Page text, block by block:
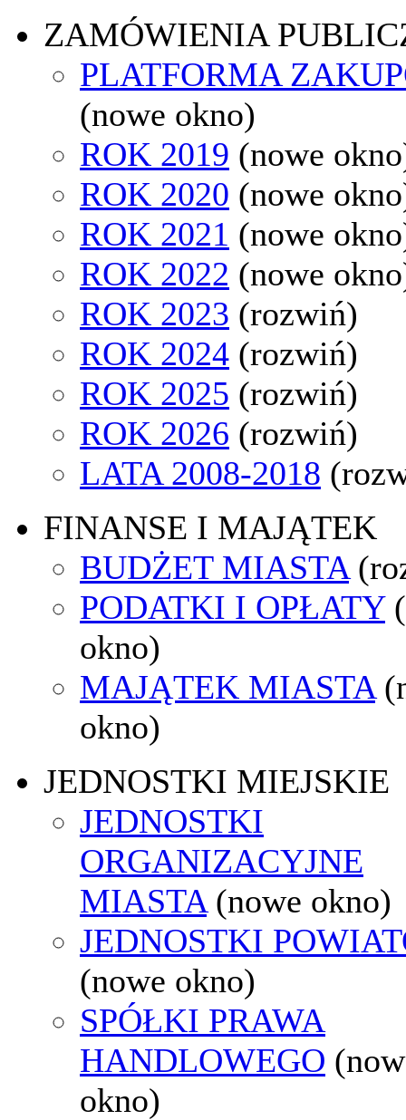
ZAMÓWIENIA
PLATFORMA
(nowe okno)
ROK 2019 (nowe
ROK 2020 (nowe
ROK 2021 (nowe
ROK 2022 (nowe
ROK 2023 (rozwiń)
ROK 2024 (rozwiń)
ROK 2025 (rozwiń)
ROK 2026 (rozwiń)
LATA 2008-2018
FINANSE I MAJĄTEK
BUDŻET MIASTA
PODATKI I OPŁATY
okno)
MAJĄTEK MIASTA
okno)
JEDNOSTKI MIEJSKIE
JEDNOSTKI
ORGANIZACYJNE
MIASTA (nowe okno)
JEDNOSTKI
(nowe okno)
SPÓŁKI PRAWA
HANDLOWEGO
okno)